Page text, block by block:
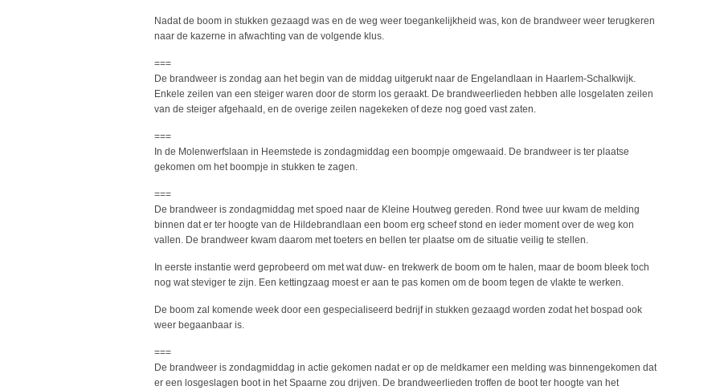
Nadat de boom in stukken gezaagd was en de weg weer toegankelijkheid was, kon de brandweer weer terugkeren
naar de kazerne in afwachting van de volgende klus.
===
De brandweer is zondag aan het begin van de middag uitgerukt naar de Engelandlaan in Haarlem-Schalkwijk.
Enkele zeilen van een steiger waren door de storm los geraakt. De brandweerlieden hebben alle losgelaten zeilen
van de steiger afgehaald, en de overige zeilen nagekeken of deze nog goed vast zaten.
===
In de Molenwerfslaan in Heemstede is zondagmiddag een boompje omgewaaid. De brandweer is ter plaatse
gekomen om het boompje in stukken te zagen.
===
De brandweer is zondagmiddag met spoed naar de Kleine Houtweg gereden. Rond twee uur kwam de melding
binnen dat er ter hoogte van de Hildebrandlaan een boom erg scheef stond en ieder moment over de weg kon
vallen. De brandweer kwam daarom met toeters en bellen ter plaatse om de situatie veilig te stellen.
In eerste instantie werd geprobeerd om met wat duw- en trekwerk de boom om te halen, maar de boom bleek toch
nog wat steviger te zijn. Een kettingzaag moest er aan te pas komen om de boom tegen de vlakte te werken.
De boom zal komende week door een gespecialiseerd bedrijf in stukken gezaagd worden zodat het bospad ook
weer begaanbaar is.
===
De brandweer is zondagmiddag in actie gekomen nadat er op de meldkamer een melding was binnengekomen dat
er een losgeslagen boot in het Spaarne zou drijven. De brandweerlieden troffen de boot ter hoogte van het